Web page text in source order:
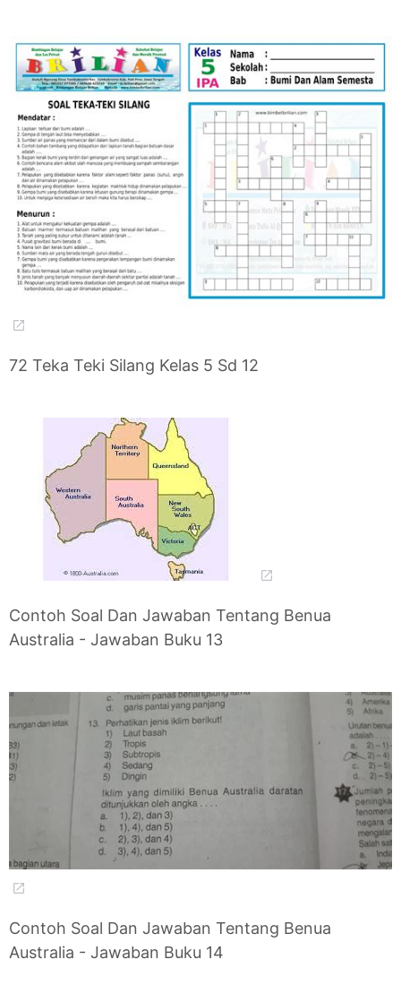
72 Teka Teki Silang Kelas 5 Sd 12
Contoh Soal Dan Jawaban Tentang Benua
Australia - Jawaban Buku 13
Contoh Soal Dan Jawaban Tentang Benua
Australia - Jawaban Buku 14